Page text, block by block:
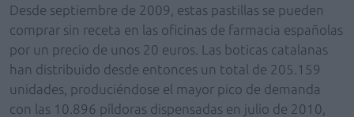
Desde septiembre de 2009, estas pastillas se pueden
comprar sin receta en las oficinas de farmacia españolas
por un precio de unos 20 euros. Las boticas catalanas
han distribuido desde entonces un total de 205.159
unidades, produciéndose el mayor pico de demanda
con las 10.896 píldoras dispensadas en julio de 2010,